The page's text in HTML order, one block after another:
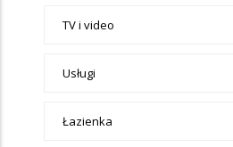
TV i video
Usługi
Łazienka